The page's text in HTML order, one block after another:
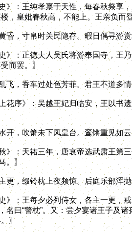
：王纯孝禀于天性，每春秋祭享，
，皇妣春秋高，不能上。王亲负而
，寸帛时关民隐存。暇日偶寻游赏
：正德夫人吴氏将游奉国寺，王乃
而罢。〗
，香车过处色芳菲。君王不道多情
序》：吴越王妃归临安，王以书遗
，吹箫未下凤皇台。鸾锵重见如云
：天祐三年，唐哀帝选武肃王第三
。〗
，缀铃枕上夜频惊。后庭乐部浑抛
：王每夕必列侍女，各主一更，戒
名曰“警枕”。又：尝夕宴诸王子及
〗